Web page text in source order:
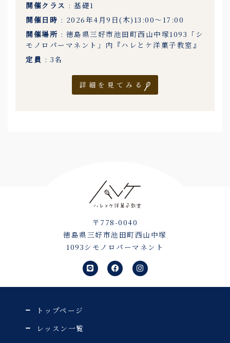
開催クラス : 基礎1
開催日時 : 2026年4月9日(木)13:00〜17:00
開催場所 : 徳島県三好市池田町西山中塚1093「シ
モノロパーマネント」内『ハレとケ洋菓子教室』
定員 : 3名
詳細を見てみる
〒778-0040
徳島県三好市池田町西山中塚
1093シモノロパーマネント
L
i
n
e
F
a
c
e
I
n
s
t
トップページ
レッスン一覧